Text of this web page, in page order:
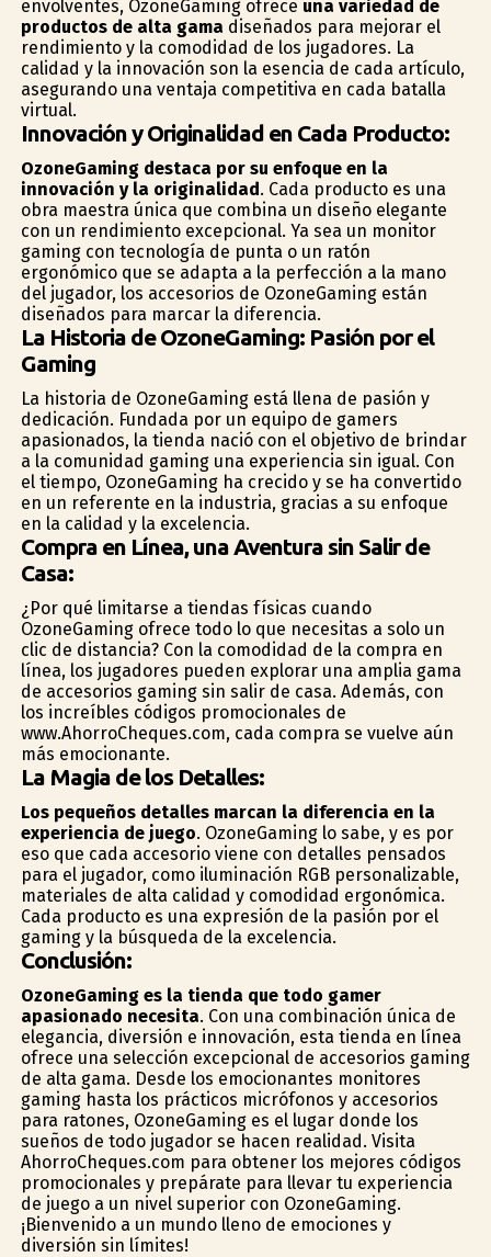
envolventes, OzoneGaming ofrece una variedad de
productos de alta gama diseñados para mejorar el
rendimiento y la comodidad de los jugadores. La
calidad y la innovación son la esencia de cada artículo,
asegurando una ventaja competitiva en cada batalla
virtual.
Innovación y Originalidad en Cada Producto:
OzoneGaming destaca por su enfoque en la
innovación y la originalidad. Cada producto es una
obra maestra única que combina un diseño elegante
con un rendimiento excepcional. Ya sea un monitor
gaming con tecnología de punta o un ratón
ergonómico que se adapta a la perfección a la mano
del jugador, los accesorios de OzoneGaming están
diseñados para marcar la diferencia.
La Historia de OzoneGaming: Pasión por el
Gaming
La historia de OzoneGaming está llena de pasión y
dedicación. Fundada por un equipo de gamers
apasionados, la tienda nació con el objetivo de brindar
a la comunidad gaming una experiencia sin igual. Con
el tiempo, OzoneGaming ha crecido y se ha convertido
en un referente en la industria, gracias a su enfoque
en la calidad y la excelencia.
Compra en Línea, una Aventura sin Salir de
Casa:
¿Por qué limitarse a tiendas físicas cuando
OzoneGaming ofrece todo lo que necesitas a solo un
clic de distancia? Con la comodidad de la compra en
línea, los jugadores pueden explorar una amplia gama
de accesorios gaming sin salir de casa. Además, con
los increíbles códigos promocionales de
www.AhorroCheques.com, cada compra se vuelve aún
más emocionante.
La Magia de los Detalles:
Los pequeños detalles marcan la diferencia en la
experiencia de juego. OzoneGaming lo sabe, y es por
eso que cada accesorio viene con detalles pensados
para el jugador, como iluminación RGB personalizable,
materiales de alta calidad y comodidad ergonómica.
Cada producto es una expresión de la pasión por el
gaming y la búsqueda de la excelencia.
Conclusión:
OzoneGaming es la tienda que todo gamer
apasionado necesita. Con una combinación única de
elegancia, diversión e innovación, esta tienda en línea
ofrece una selección excepcional de accesorios gaming
de alta gama. Desde los emocionantes monitores
gaming hasta los prácticos micrófonos y accesorios
para ratones, OzoneGaming es el lugar donde los
sueños de todo jugador se hacen realidad. Visita
AhorroCheques.com para obtener los mejores códigos
promocionales y prepárate para llevar tu experiencia
de juego a un nivel superior con OzoneGaming.
¡Bienvenido a un mundo lleno de emociones y
diversión sin límites!